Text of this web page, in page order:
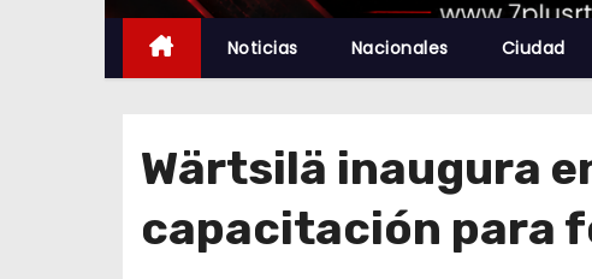
Noticias Nacionales Ciudad
Wärtsilä inaugura
capacitación para